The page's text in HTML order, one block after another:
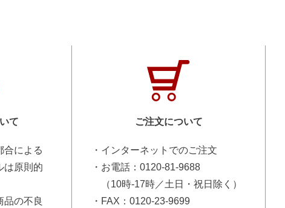
て
合による
は原則的
品の不良
ご注文について
・インターネットでのご注文
・お電話：0120-81-9688
（10時-17時／土日・祝日除く）
・FAX：0120-23-9699